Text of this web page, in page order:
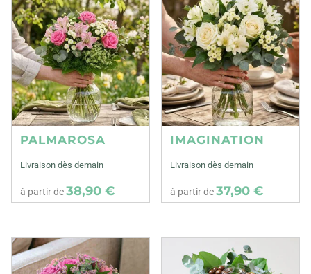
PALMAROSA
Livraison dès demain
à partir de38,90 €
IMAGINATION
Livraison dès demain
à partir de37,90 €